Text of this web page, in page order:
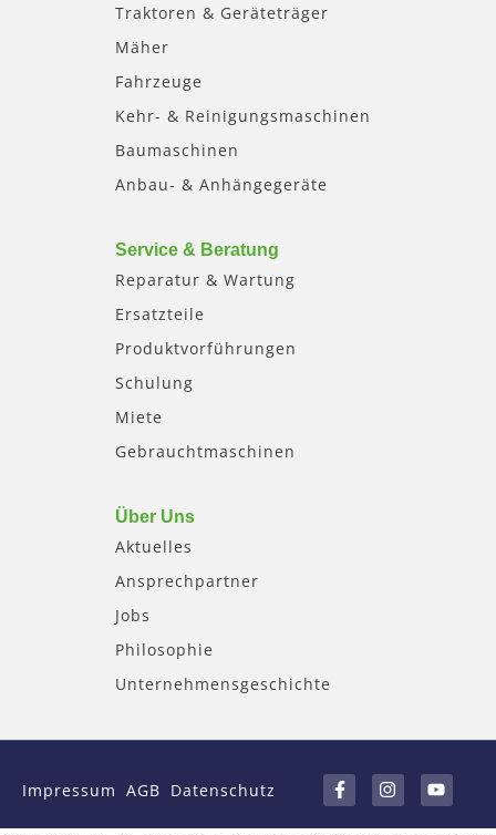
Traktoren & Geräteträger
Mäher
Fahrzeuge
Kehr- & Reinigungsmaschinen
Baumaschinen
Anbau- & Anhängegeräte
Service & Beratung
Reparatur & Wartung
Ersatzteile
Produktvorführungen
Schulung
Miete
Gebrauchtmaschinen
Über Uns
Aktuelles
Ansprechpartner
Jobs
Philosophie
Unternehmensgeschichte
Impressum AGB Datenschutz
a
c
e
n
s
t
o
u
t